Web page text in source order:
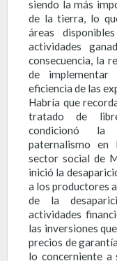
siendo la más
de la tierra, lo
áreas
actividades
consecuencia, la
de
eficiencia de las
Habría que
tratado de
condicionó la
paternalismo en
sector social de
inició la
a los productores
de la
actividades
las inversiones
precios de
lo concerniente a